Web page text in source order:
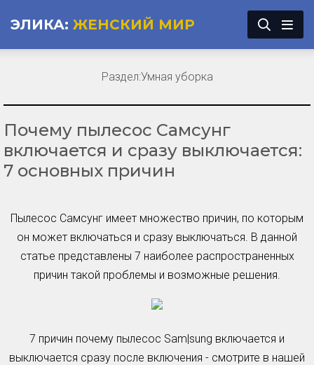
ЭЛИКА: ЖЕНСКИЙ МИР
Почему пылесос Самсунг
включается и сразу выключается:
7 основных причин
Пылесос Самсунг имеет множество причин, по которым
он может включаться и сразу выключаться. В данной
статье представлены 7 наиболее распространенных
причин такой проблемы и возможные решения.
7 причин почему пылесос Sam|sung включается и
выключается сразу после включения - смотрите в нашей
Раздел:Умная уборка